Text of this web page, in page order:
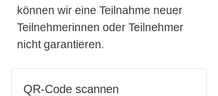
können wir eine Teilnahme neuer
Teilnehmerinnen oder Teilnehmer
nicht garantieren.
QR-Code scannen